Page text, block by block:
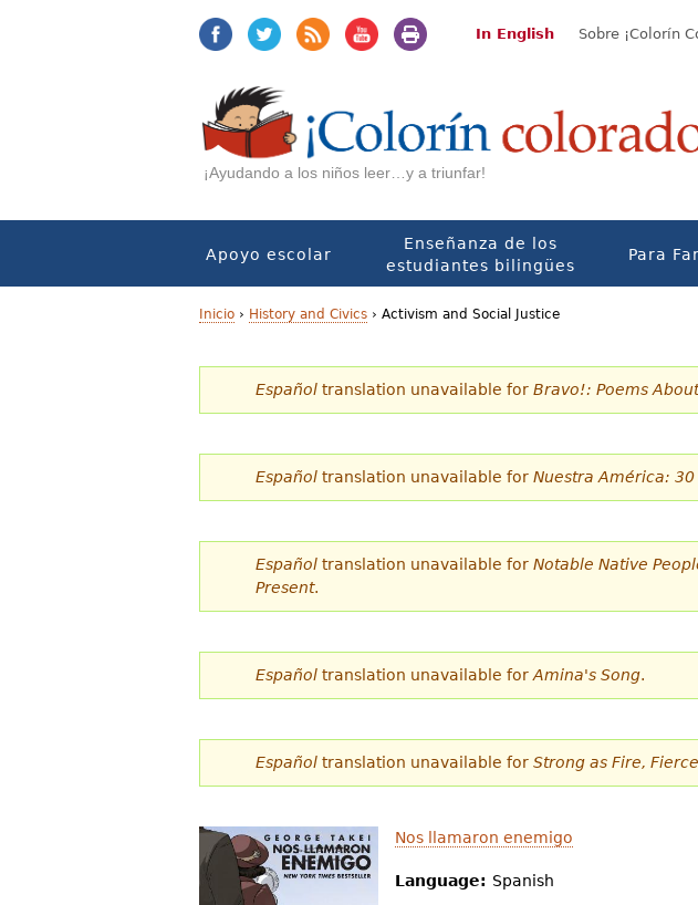
In English Sobre ¡Colorín
¡Ayudando a los niños leer…y a triunfar!
Apoyo escolar
Enseñanza de los
estudiantes bilingües
Para
U
s
t
s
u
í
Inicio › History and Civics › Activism and Social Justice
Español translation unavailable for Bravo!: Poems
Español translation unavailable for Nuestra América:
Español translation unavailable for Notable Native
Present.
Español translation unavailable for Amina's Song.
Español translation unavailable for Strong as Fire,
Nos llamaron enemigo
Language: Spanish